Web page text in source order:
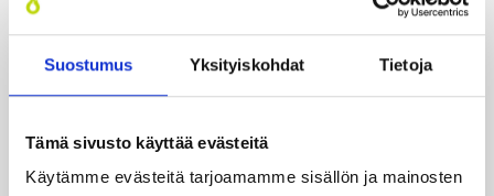
Suostumus Yksityiskohdat Tietoja
Tämä sivusto käyttää evästeitä
Käytämme evästeitä tarjoamamme sisällön ja mainosten
Läm­möl­lä
TILAA UUTIS­KIR­JE